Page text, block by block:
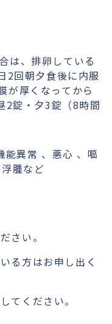
は、排卵している
2回朝夕食後に内服
が厚くなってから
2錠・夕3錠（8時間
能異常 、悪心 、嘔
腫など
さい。
る方はお申し出く
てください。